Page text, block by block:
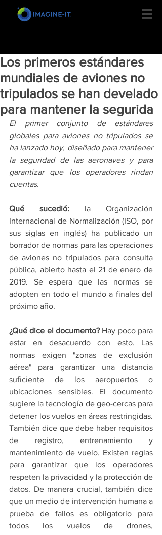
Los primeros estándares
mundiales de aviones no
tripulados se han develado
para mantener la segurida
El primer conjunto de estándares
globales para aviones no tripulados se
ha lanzado hoy, diseñado para mantener
la seguridad de las aeronaves y para
garantizar que los operadores rindan
cuentas.
Qué sucedió: la Organización
Internacional de Normalización (ISO, por
sus siglas en inglés) ha publicado un
borrador de normas para las operaciones
de aviones no tripulados para consulta
pública, abierto hasta el 21 de enero de
2019. Se espera que las normas se
adopten en todo el mundo a finales del
próximo año.
¿Qué dice el documento? Hay poco para
estar en desacuerdo con esto. Las
normas exigen "zonas de exclusión
aérea" para garantizar una distancia
suficiente de los aeropuertos o
ubicaciones sensibles. El documento
sugiere la tecnología de geo-cercas para
detener los vuelos en áreas restringidas.
También dice que debe haber requisitos
de registro, entrenamiento y
mantenimiento de vuelo. Existen reglas
para garantizar que los operadores
respeten la privacidad y la protección de
datos. De manera crucial, también dice
que un medio de intervención humana a
prueba de fallos es obligatorio para
todos los vuelos de drones,